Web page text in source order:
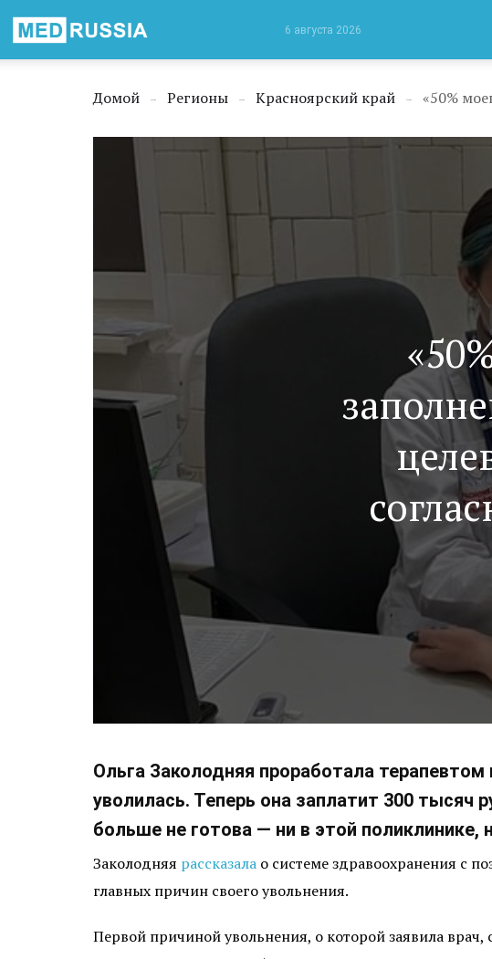
6 августа 2026
Домой → Регионы → Красноярский край →
Ольга Заколодняя проработала
уволилась. Теперь она заплатит 300 тысяч
больше не готова — ни в этой поликлинике,
Заколодняя рассказала о системе здравоохранения с
главных причин своего увольнения.
Первой причиной увольнения, о которой заявила